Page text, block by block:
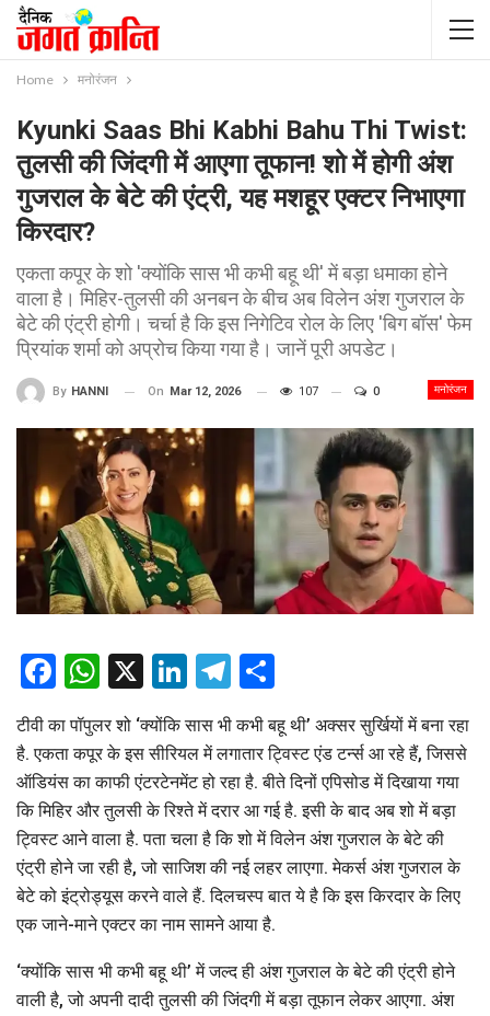
Home मनोरंजन
Kyunki Saas Bhi Kabhi Bahu Thi Twist:
तुलसी की जिंदगी में आएगा तूफान! शो में होगी अंश
गुजराल के बेटे की एंट्री, यह मशहूर एक्टर निभाएगा
किरदार?
एकता कपूर के शो 'क्योंकि सास भी कभी बहू थी' में बड़ा धमाका होने
वाला है। मिहिर-तुलसी की अनबन के बीच अब विलेन अंश गुजराल के
बेटे की एंट्री होगी। चर्चा है कि इस निगेटिव रोल के लिए 'बिग बॉस' फेम
प्रियांक शर्मा को अप्रोच किया गया है। जानें पूरी अपडेट।
मनोरंजन
By HANNI On Mar 12, 2026 107 0
Facebook
WhatsApp
X LinkedIn
Telegram
टीवी का पॉपुलर शो ‘क्योंकि सास भी कभी बहू थी’ अक्सर सुर्खियों में बना रहा
है. एकता कपूर के इस सीरियल में लगातार ट्विस्ट एंड टर्न्स आ रहे हैं, जिससे
ऑडियंस का काफी एंटरटेनमेंट हो रहा है. बीते दिनों एपिसोड में दिखाया गया
कि मिहिर और तुलसी के रिश्ते में दरार आ गई है. इसी के बाद अब शो में बड़ा
ट्विस्ट आने वाला है. पता चला है कि शो में विलेन अंश गुजराल के बेटे की
एंट्री होने जा रही है, जो साजिश की नई लहर लाएगा. मेकर्स अंश गुजराल के
बेटे को इंट्रोड्यूस करने वाले हैं. दिलचस्प बात ये है कि इस किरदार के लिए
एक जाने-माने एक्टर का नाम सामने आया है.
‘क्योंकि सास भी कभी बहू थी’ में जल्द ही अंश गुजराल के बेटे की एंट्री होने
वाली है, जो अपनी दादी तुलसी की जिंदगी में बड़ा तूफान लेकर आएगा. अंश